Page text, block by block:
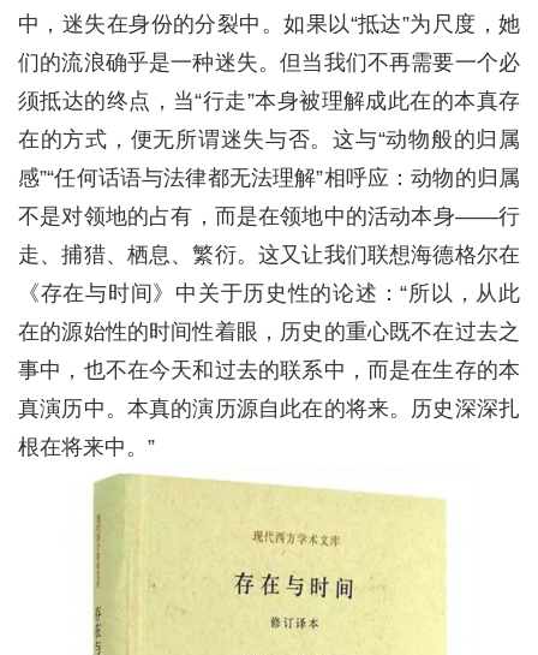
中，迷失在身份的分裂中。如果以“抵达”为尺度，她
们的流浪确乎是一种迷失。但当我们不再需要一个必
须抵达的终点，当“行走”本身被理解成此在的本真存
在的方式，便无所谓迷失与否。这与“动物般的归属
感”“任何话语与法律都无法理解”相呼应：动物的归属
不是对领地的占有，而是在领地中的活动本身——行
走、捕猎、栖息、繁衍。这又让我们联想海德格尔在
《存在与时间》中关于历史性的论述：“所以，从此
在的源始性的时间性着眼，历史的重心既不在过去之
事中，也不在今天和过去的联系中，而是在生存的本
真演历中。本真的演历源自此在的将来。历史深深扎
根在将来中。”